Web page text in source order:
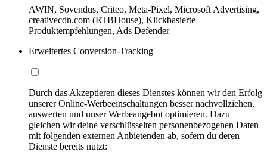
AWIN, Sovendus, Criteo, Meta-Pixel, Microsoft Advertising,
creativecdn.com (RTBHouse), Klickbasierte
Produktempfehlungen, Ads Defender
Erweitertes Conversion-Tracking
Durch das Akzeptieren dieses Dienstes können wir den Erfolg
unserer Online-Werbeeinschaltungen besser nachvollziehen,
auswerten und unser Werbeangebot optimieren. Dazu
gleichen wir deine verschlüsselten personenbezogenen Daten
mit folgenden externen Anbietenden ab, sofern du deren
Dienste bereits nutzt: